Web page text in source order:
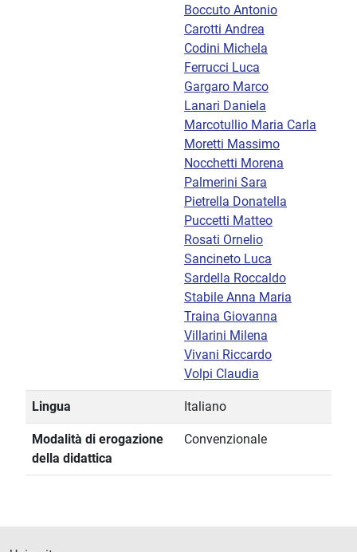
Boccuto Antonio
Carotti Andrea
Codini Michela
Ferrucci Luca
Gargaro Marco
Lanari Daniela
Marcotullio Maria Carla
Moretti Massimo
Nocchetti Morena
Palmerini Sara
Pietrella Donatella
Puccetti Matteo
Rosati Ornelio
Sancineto Luca
Sardella Roccaldo
Stabile Anna Maria
Traina Giovanna
Villarini Milena
Vivani Riccardo
Volpi Claudia
Lingua Italiano
Modalità di erogazione
della didattica
Convenzionale